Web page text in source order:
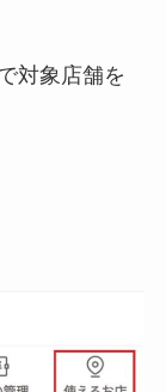
対象店舗を